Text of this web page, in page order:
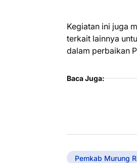
Kegiatan ini juga
terkait lainnya
dalam perbaikan
Baca Juga:
Pemkab Murung